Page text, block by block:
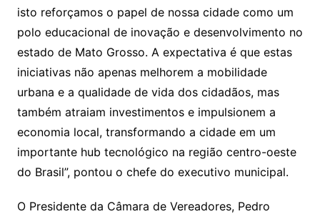
isto reforçamos o papel de nossa cidade como um
polo educacional de inovação e desenvolvimento no
estado de Mato Grosso. A expectativa é que estas
iniciativas não apenas melhorem a mobilidade
urbana e a qualidade de vida dos cidadãos, mas
também atraiam investimentos e impulsionem a
economia local, transformando a cidade em um
importante hub tecnológico na região centro-oeste
do Brasil”, pontou o chefe do executivo municipal.
O Presidente da Câmara de Vereadores, Pedro